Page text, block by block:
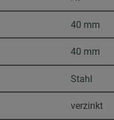
40 mm
40 mm
Stahl
verzinkt